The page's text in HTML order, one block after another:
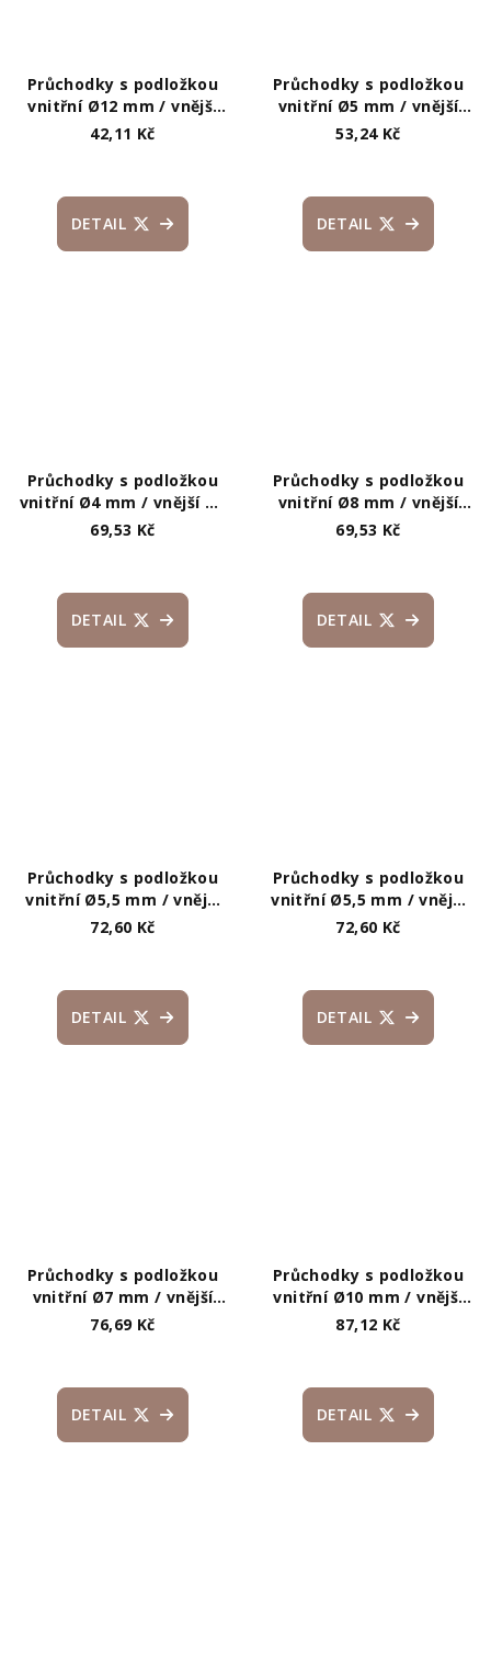
Průchodky s podložkou
vnitřní Ø12 mm / vnější
Ø21 mm lesklé
42,11 Kč
DETAIL
Průchodky s podložkou
vnitřní Ø5 mm / vnější
Ø9,5 mm
53,24 Kč
DETAIL
Průchodky s podložkou
vnitřní Ø4 mm / vnější Ø8
mm
69,53 Kč
DETAIL
Průchodky s podložkou
vnitřní Ø8 mm / vnější
Ø18 mm
69,53 Kč
DETAIL
Průchodky s podložkou
vnitřní Ø5,5 mm / vnější
Ø10 mm
72,60 Kč
DETAIL
Průchodky s podložkou
vnitřní Ø5,5 mm / vnější
Ø10 mm
72,60 Kč
DETAIL
Průchodky s podložkou
vnitřní Ø7 mm / vnější
Ø13 mm
76,69 Kč
DETAIL
Průchodky s podložkou
vnitřní Ø10 mm / vnější
Ø17 mm matné
87,12 Kč
DETAIL